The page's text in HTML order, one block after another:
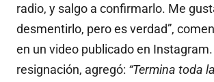
radio, y salgo a confirmarlo. Me
desmentirlo, pero es verdad”,
en un video publicado en
resignación, agregó: “Termina toda la